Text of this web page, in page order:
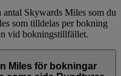
Skywards Miles som du
som tilldelas per bokning
vid bokningstillfället.
Miles för bokningar